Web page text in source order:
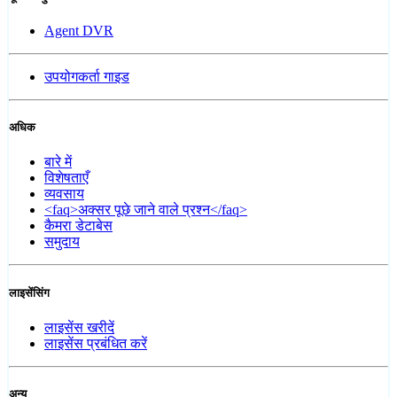
Agent DVR
उपयोगकर्ता गाइड
अधिक
बारे में
विशेषताएँ
व्यवसाय
<faq>अक्सर पूछे जाने वाले प्रश्न</faq>
कैमरा डेटाबेस
समुदाय
लाइसेंसिंग
लाइसेंस खरीदें
लाइसेंस प्रबंधित करें
अन्य